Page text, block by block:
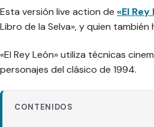
Esta versión live action de «El Rey
Libro de la Selva», y quien
«El Rey León» utiliza técnicas
personajes del clásico de 1994.
CONTENIDOS